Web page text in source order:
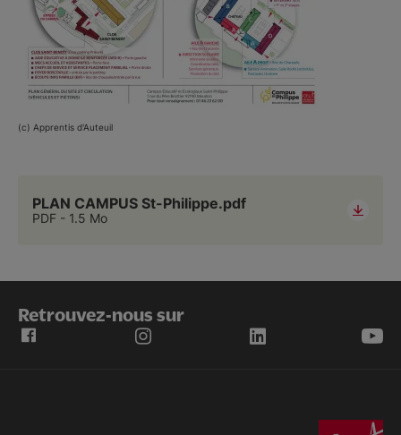
(c) Apprentis d'Auteuil
PLAN CAMPUS St-Philippe.pdf
PDF 1.5 Mo
Retrouvez-nous sur